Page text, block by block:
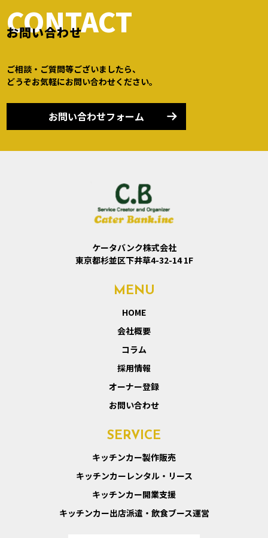
CONTACT
お問い合わせ
ご相談・ご質問等ございましたら、
どうぞお気軽にお問い合わせください。
お問い合わせフォーム
ケータバンク株式会社
東京都杉並区下井草4-32-14 1F
MENU
HOME
会社概要
コラム
採用情報
オーナー登録
お問い合わせ
SERVICE
キッチンカー製作販売
キッチンカーレンタル・リース
キッチンカー開業支援
キッチンカー出店派遣・飲食ブース運営